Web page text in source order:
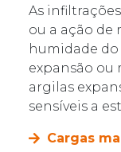
As
ou a ação de
humidade do
expansão ou
argilas
sensíveis a
Cargas